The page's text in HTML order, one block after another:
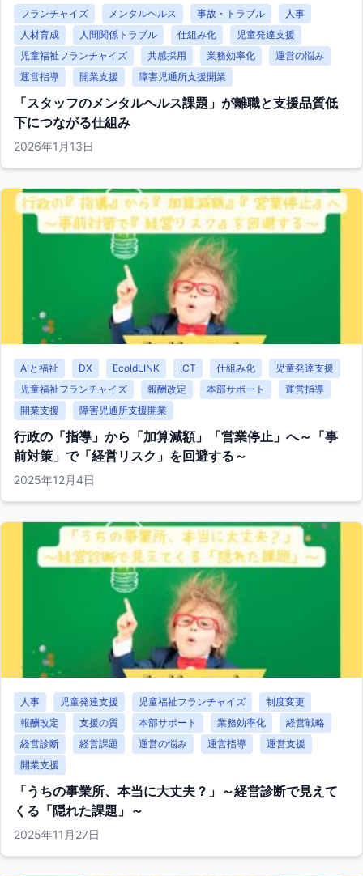
フランチャイズ メンタルヘルス 事故・トラブル
人事
人材育成
人間関係トラブル 仕組み化
児童発達支援
児童福祉フランチャイズ
共感採用 業務効率化
運営の悩み
運営指導
開業支援 障害児通所支援開業
「スタッフのメンタルヘルス課題」が離職と支援品質低
下につながる仕組み
2026年1月13日
AIと福祉 DX EcoldLINK ICT 仕組み化
児童発達支援
児童福祉フランチャイズ
報酬改定 本部サポート
運営指導
開業支援
障害児通所支援開業
行政の「指導」から「加算減額」「営業停止」へ～「事
前対策」で「経営リスク」を回避する～
2025年12月4日
人事 児童発達支援 児童福祉フランチャイズ
制度変更
報酬改定
支援の質 本部サポート 業務効率化
経営戦略
経営診断
経営課題 運営の悩み 運営指導
運営支援
開業支援
「うちの事業所、本当に大丈夫？」～経営診断で見えて
くる「隠れた課題」～
2025年11月27日